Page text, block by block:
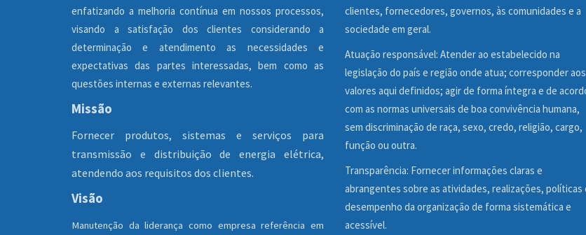
enfatizando a melhoria contínua em nossos processos,
visando a satisfação dos clientes considerando a
determinação e atendimento as necessidades e
expectativas das partes interessadas, bem como as
questões internas e externas relevantes.
Missão
Fornecer produtos, sistemas e serviços para
transmissão e distribuição de energia elétrica,
atendendo aos requisitos dos clientes.
Visão
Manutenção da liderança como empresa referência em
clientes, fornecedores, governos, às comunidades e a
sociedade em geral.
Atuação responsável: Atender ao estabelecido na
legislação do país e região onde atua; corresponder aos
valores aqui definidos; agir de forma íntegra e de
com as normas universais de boa convivência humana,
sem discriminação de raça, sexo, credo, religião, cargo,
função ou outra.
Transparência: Fornecer informações claras e
abrangentes sobre as atividades, realizações, políticas
desempenho da organização de forma sistemática e
acessível.